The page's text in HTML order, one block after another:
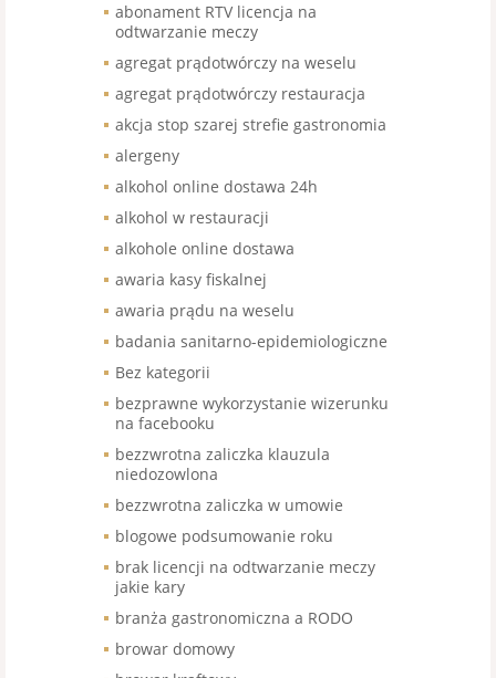
abonament RTV licencja na
odtwarzanie meczy
agregat prądotwórczy na weselu
agregat prądotwórczy restauracja
akcja stop szarej strefie gastronomia
alergeny
alkohol online dostawa 24h
alkohol w restauracji
alkohole online dostawa
awaria kasy fiskalnej
awaria prądu na weselu
badania sanitarno-epidemiologiczne
Bez kategorii
bezprawne wykorzystanie wizerunku
na facebooku
bezzwrotna zaliczka klauzula
niedozowlona
bezzwrotna zaliczka w umowie
blogowe podsumowanie roku
brak licencji na odtwarzanie meczy
jakie kary
branża gastronomiczna a RODO
browar domowy